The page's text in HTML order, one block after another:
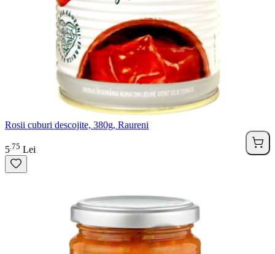
Rosii cuburi descojite, 380g, Raureni
5 75 Lei